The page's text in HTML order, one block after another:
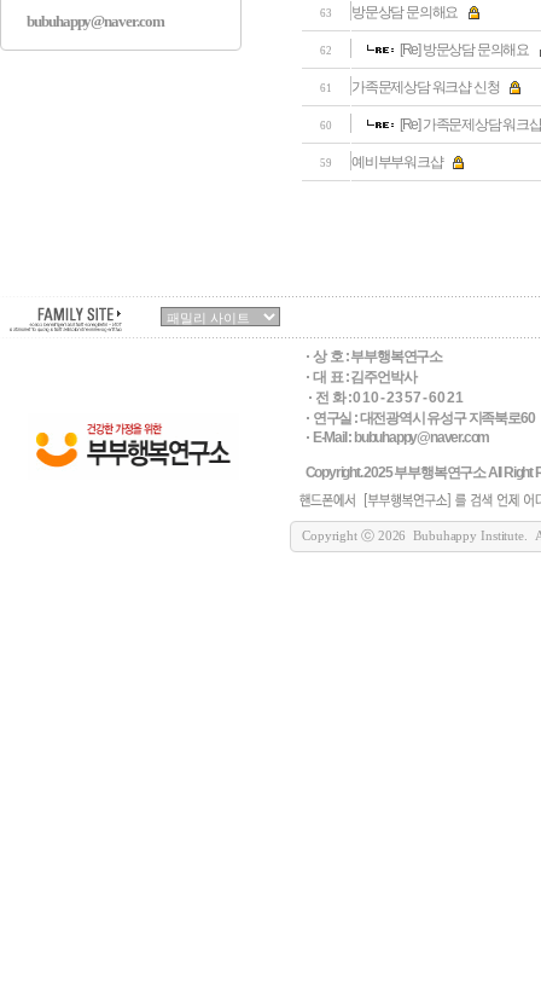
bubuhappy@naver.com 63 방문상담 문의해요
62 [Re] 방문상담 문의해요
61 가족문제상담 워크샵 신청
60 [Re] 가족문제상담 워크
59 예비부부워크샵
상 호 :부부행복연구소
대 표 : 김주언박사
전 화 : 0 1 0 - 2 3 5 7 - 6 0 2 1
연구실 : 대전광역시 유성구 지족북로60
E-Mail : bubuhappy@naver.com
Copyright. 2025 부부행복연구소 All Right
Copyright ⓒ 2026 Bubuhappy Institute.